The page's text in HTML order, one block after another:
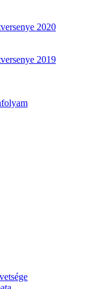
2020
2019